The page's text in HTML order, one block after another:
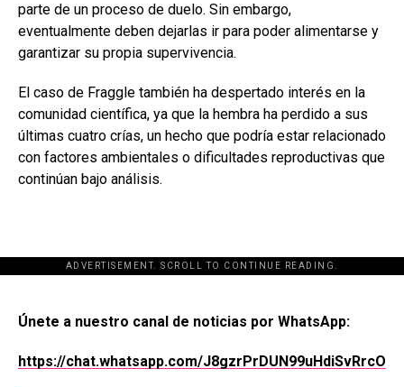
parte de un proceso de duelo. Sin embargo,
eventualmente deben dejarlas ir para poder alimentarse y
garantizar su propia supervivencia.
El caso de Fraggle también ha despertado interés en la
comunidad científica, ya que la hembra ha perdido a sus
últimas cuatro crías, un hecho que podría estar relacionado
con factores ambientales o dificultades reproductivas que
continúan bajo análisis.
ADVERTISEMENT. SCROLL TO CONTINUE READING.
[adsforwp id="243463"]
Únete a nuestro canal de noticias por WhatsApp:
https://chat.whatsapp.com/J8gzrPrDUN99uHdiSvRrcO